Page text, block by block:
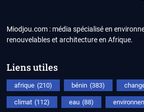
Miodjou.com : média spécialisé en
renouvelables et architecture en Afrique.
Liens utiles
afrique (210) bénin (383)
climat (112) eau (88)